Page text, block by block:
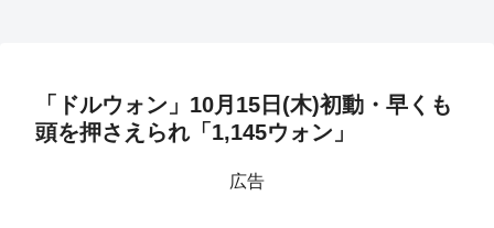
「ドルウォン」10月15日(木)初動・早くも
頭を押さえられ「1,145ウォン」
広告